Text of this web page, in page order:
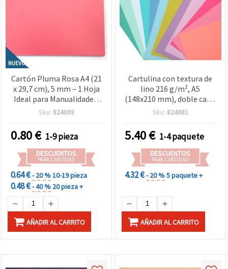
NUEVO
Cartón Pluma Rosa A4 (21
x 29,7 cm), 5 mm – 1 Hoja
Ideal para Manualidades,
Maquetas, Cartelería y
Sku: 824693
0.80€ 1-9 pieza
DESCUENTOS
PARA CANTIDAD
0.64 €- 20 %10-19 pieza
0.48 €- 40 % 20 pieza +
AÑADIR AL CARRITO
Cartulina con textura de
lino 216 g/m², A5
(148x210 mm), doble cara,
surtido 12 colores x 2
Sku: 824681
5.40€ 1-4 paquete
DESCUENTOS
PARA CANTIDAD
4.32 €- 20 %5 paquete +
AÑADIR AL CARRITO